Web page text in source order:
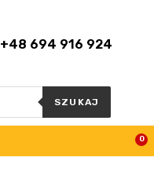
+48 694 916 924
SZUKAJ
0